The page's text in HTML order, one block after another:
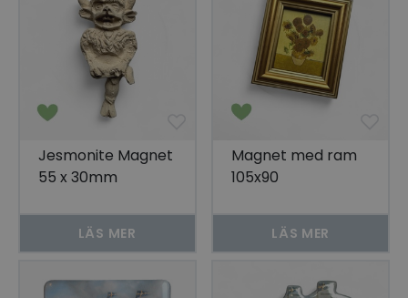
Jesmonite Magnet
55 x 30mm
LÄS MER
Magnet med ram
105x90
LÄS MER